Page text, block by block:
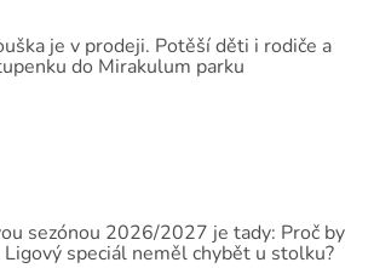
je v prodeji. Potěší děti i rodiče a
do Mirakulum parku
sezónou 2026/2027 je tady: Proč by
speciál neměl chybět u stolku?